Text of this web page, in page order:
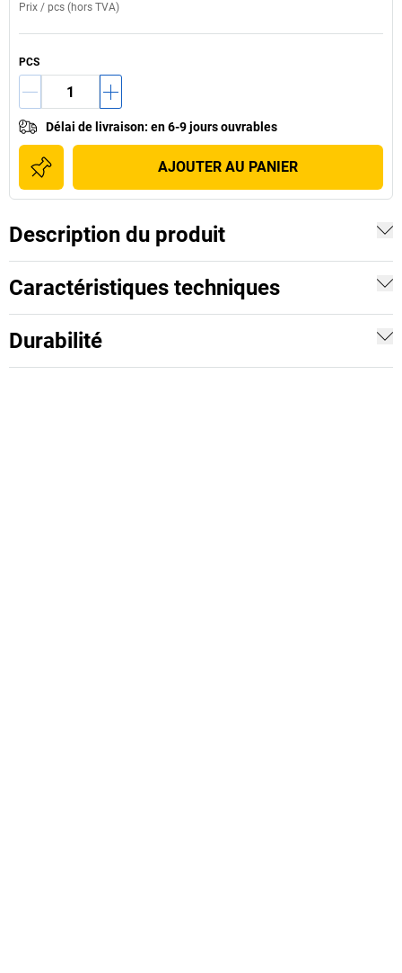
Prix / pcs (hors TVA)
PCS
Délai de livraison: en 6-9 jours ouvrables
AJOUTER AU PANIER
Description du produit
Caractéristiques techniques
Durabilité